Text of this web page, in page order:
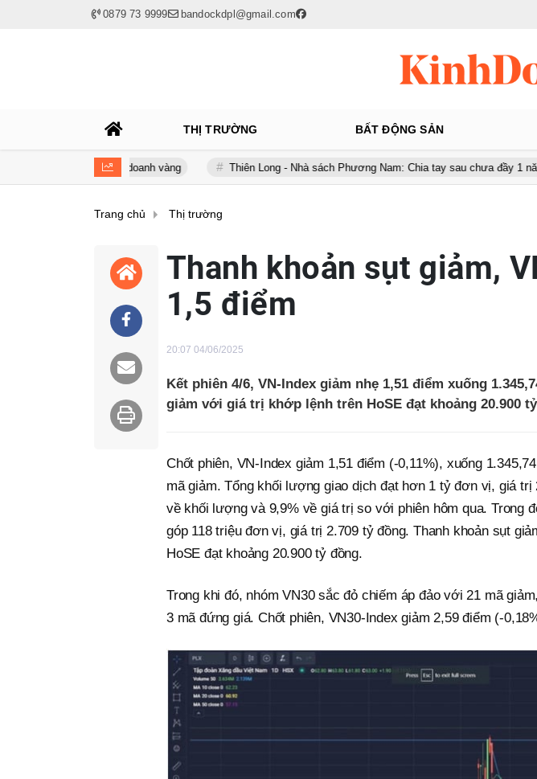
0879 73 9999 bandockdpl@gmail.com
THỊ TRƯỜNG BẤT ĐỘNG SẢN
trong kinh doanh vàng Thiên Long - Nhà sách Phương Nam: Chia tay sau chưa đầy 1 năm 'hợp hôn'
Trang chủ Thị trường
Thanh khoản sụt giảm,
1,5 điểm
20:07 04/06/2025
Kết phiên 4/6, VN-Index giảm nhẹ 1,51 điểm xuống
giảm với giá trị khớp lệnh trên HoSE đạt khoảng 20.900
Chốt phiên, VN-Index giảm 1,51 điểm (-0,11%), xuống
mã giảm. Tổng khối lượng giao dịch đạt hơn 1 tỷ đơn vị, giá trị
về khối lượng và 9,9% về giá trị so với phiên hôm qua. Trong
góp 118 triệu đơn vị, giá trị 2.709 tỷ đồng. Thanh khoản sụt
HoSE đạt khoảng 20.900 tỷ đồng.
Trong khi đó, nhóm VN30 sắc đỏ chiếm áp đảo với 21 mã
3 mã đứng giá. Chốt phiên, VN30-Index giảm 2,59 điểm (-